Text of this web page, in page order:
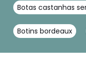
Botas castanhas
Botins bordeaux